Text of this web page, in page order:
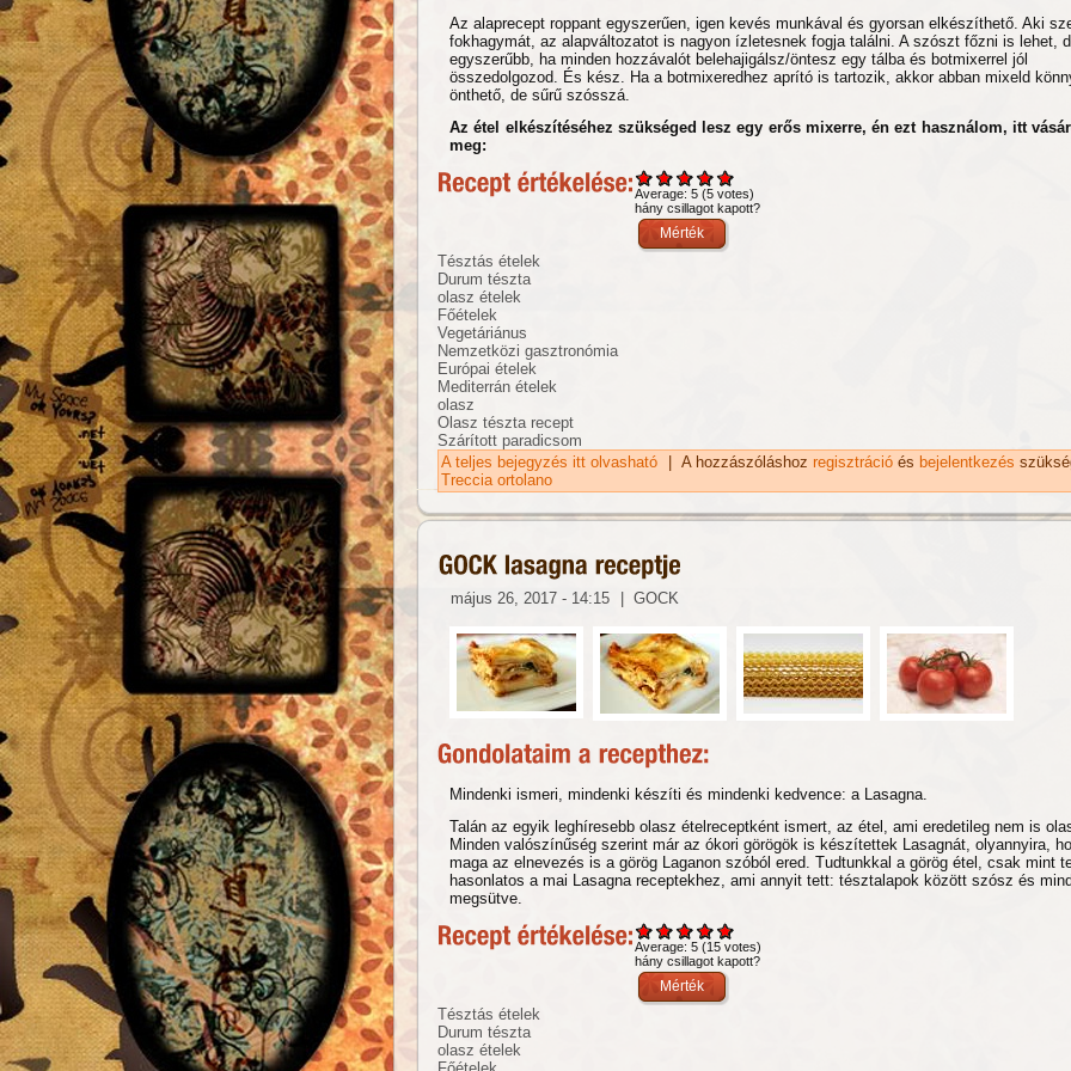
Az alaprecept roppant egyszerűen, igen kevés munkával és gyorsan elkészíthető. Aki
fokhagymát, az alapváltozatot is nagyon ízletesnek fogja találni. A szószt főzni is lehet,
egyszerűbb, ha minden hozzávalót belehajigálsz/öntesz egy tálba és botmixerrel jól
összedolgozod. És kész. Ha a botmixeredhez aprító is tartozik, akkor abban mixeld
önthető, de sűrű szósszá.
Az étel elkészítéséhez szükséged lesz egy erős mixerre, én ezt használom, itt
meg:
Average: 5 (5 votes)
hány csillagot kapott?
Tésztás ételek
Durum tészta
olasz ételek
Főételek
Vegetáriánus
Nemzetközi gasztronómia
Európai ételek
Mediterrán ételek
olasz
Olasz tészta recept
Szárított paradicsom
A teljes bejegyzés itt olvasható
Sült fokhagymás ricotta sajtos tésztaszósz recept
kapcsolatosan
| A hozzászóláshoz regisztráció és bejelentkezés
Treccia ortolano
május 26, 2017 - 14:15 GOCK
Mindenki ismeri, mindenki készíti és mindenki kedvence: a Lasagna.
Talán az egyik leghíresebb olasz ételreceptként ismert, az étel, ami eredetileg nem is
Minden valószínűség szerint már az ókori görögök is készítettek Lasagnát, olyannyira,
maga az elnevezés is a görög Laganon szóból ered. Tudtunkkal a görög étel, csak mint
hasonlatos a mai Lasagna receptekhez, ami annyit tett: tésztalapok között szósz és
megsütve.
Average: 5 (15 votes)
hány csillagot kapott?
Tésztás ételek
Durum tészta
olasz ételek